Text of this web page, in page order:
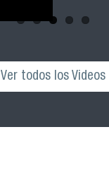
Ver todos los Videos